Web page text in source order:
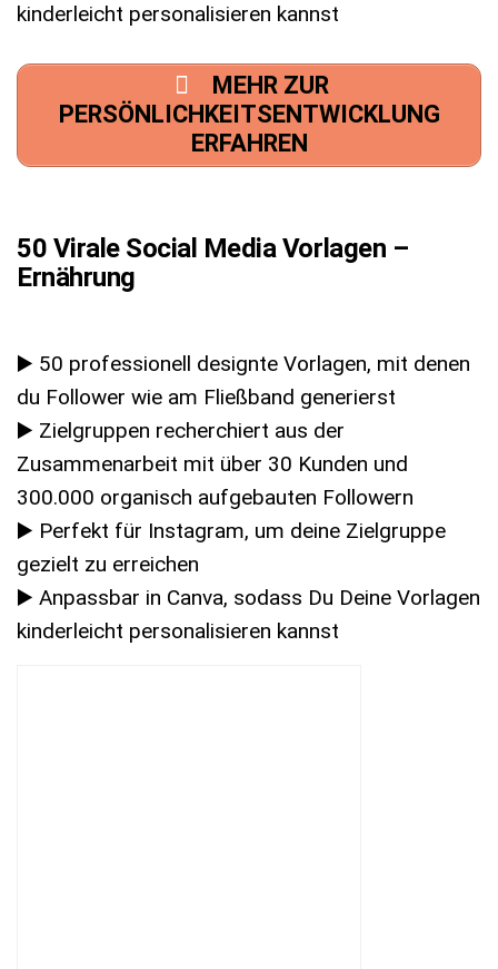
kinderleicht personalisieren kannst
MEHR ZUR
PERSÖNLICHKEITSENTWICKLUNG
ERFAHREN
50 Virale Social Media Vorlagen –
Ernährung
▶️ 50 professionell designte Vorlagen, mit denen
du Follower wie am Fließband generierst
▶️ Zielgruppen recherchiert aus der
Zusammenarbeit mit über 30 Kunden und
300.000 organisch aufgebauten Followern
▶️ Perfekt für Instagram, um deine Zielgruppe
gezielt zu erreichen
▶️ Anpassbar in Canva, sodass Du Deine Vorlagen
kinderleicht personalisieren kannst